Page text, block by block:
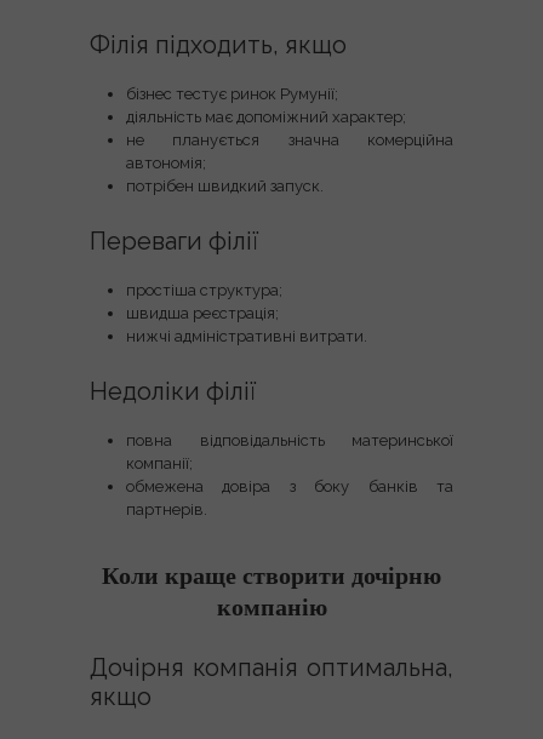
Філія підходить, якщо
бізнес тестує ринок Румунії;
діяльність має допоміжний характер;
не планується значна комерційна
автономія;
потрібен швидкий запуск.
Переваги філії
простіша структура;
швидша реєстрація;
нижчі адміністративні витрати.
Недоліки філії
повна відповідальність материнської
компанії;
обмежена довіра з боку банків та
партнерів.
Коли краще створити дочірню
компанію
Дочірня компанія оптимальна,
якщо